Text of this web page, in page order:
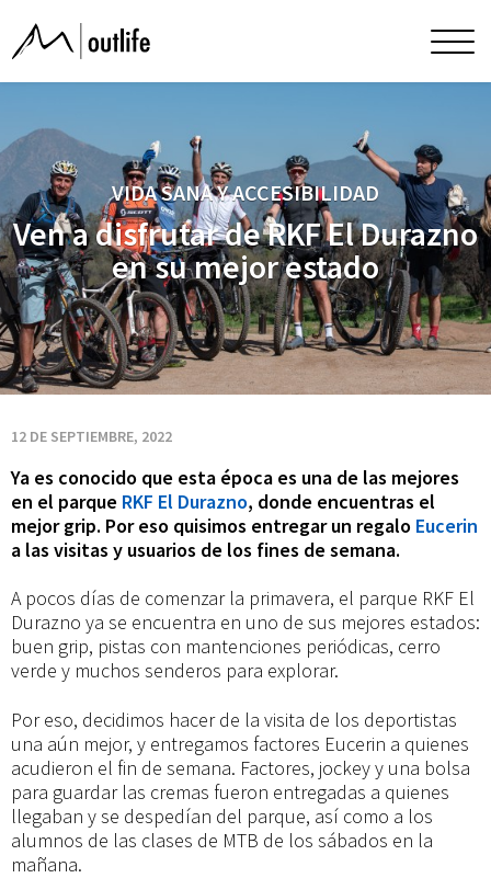
Ven
a
disfrutar
de
RKF
El
Durazno
en
su
mejor
estado
Menu
VIDA SANA Y ACCESIBILIDAD
Ven a disfrutar de RKF El Durazno
en su mejor estado
12 DE SEPTIEMBRE, 2022
Ya es conocido que esta época es una de las mejores
en el parque RKF El Durazno, donde encuentras el
mejor grip. Por eso quisimos entregar un regalo Eucerin
a las visitas y usuarios de los fines de semana.
A pocos días de comenzar la primavera, el parque RKF El
Durazno ya se encuentra en uno de sus mejores estados:
buen grip, pistas con mantenciones periódicas, cerro
verde y muchos senderos para explorar.
Por eso, decidimos hacer de la visita de los deportistas
una aún mejor, y entregamos factores Eucerin a quienes
acudieron el fin de semana. Factores, jockey y una bolsa
para guardar las cremas fueron entregadas a quienes
llegaban y se despedían del parque, así como a los
alumnos de las clases de MTB de los sábados en la
mañana.